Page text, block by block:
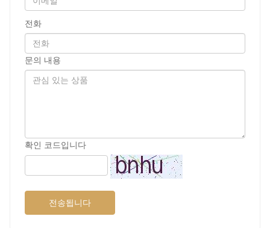
전화
문의 내용
확인 코드입니다
전송됩니다